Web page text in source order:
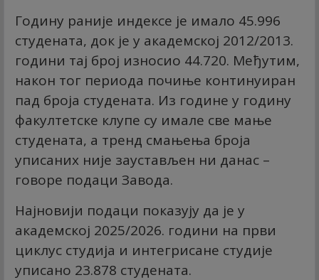
Годину раније индексе је имало 45.996
студената, док је у академској 2012/2013.
години тај број износио 44.720. Међутим,
након тог периода почиње континуиран
пад броја студената. Из године у годину
факултетске клупе су имале све мање
студената, а тренд смањења броја
уписаних није заустављен ни данас –
говоре подаци Завода.
Најновији подаци показују да је у
академској 2025/2026. години на први
циклус студија и интегрисане студије
уписано 23.878 студената.